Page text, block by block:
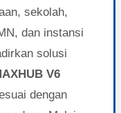
sekolah,
dan instansi
solusi
V6
dengan